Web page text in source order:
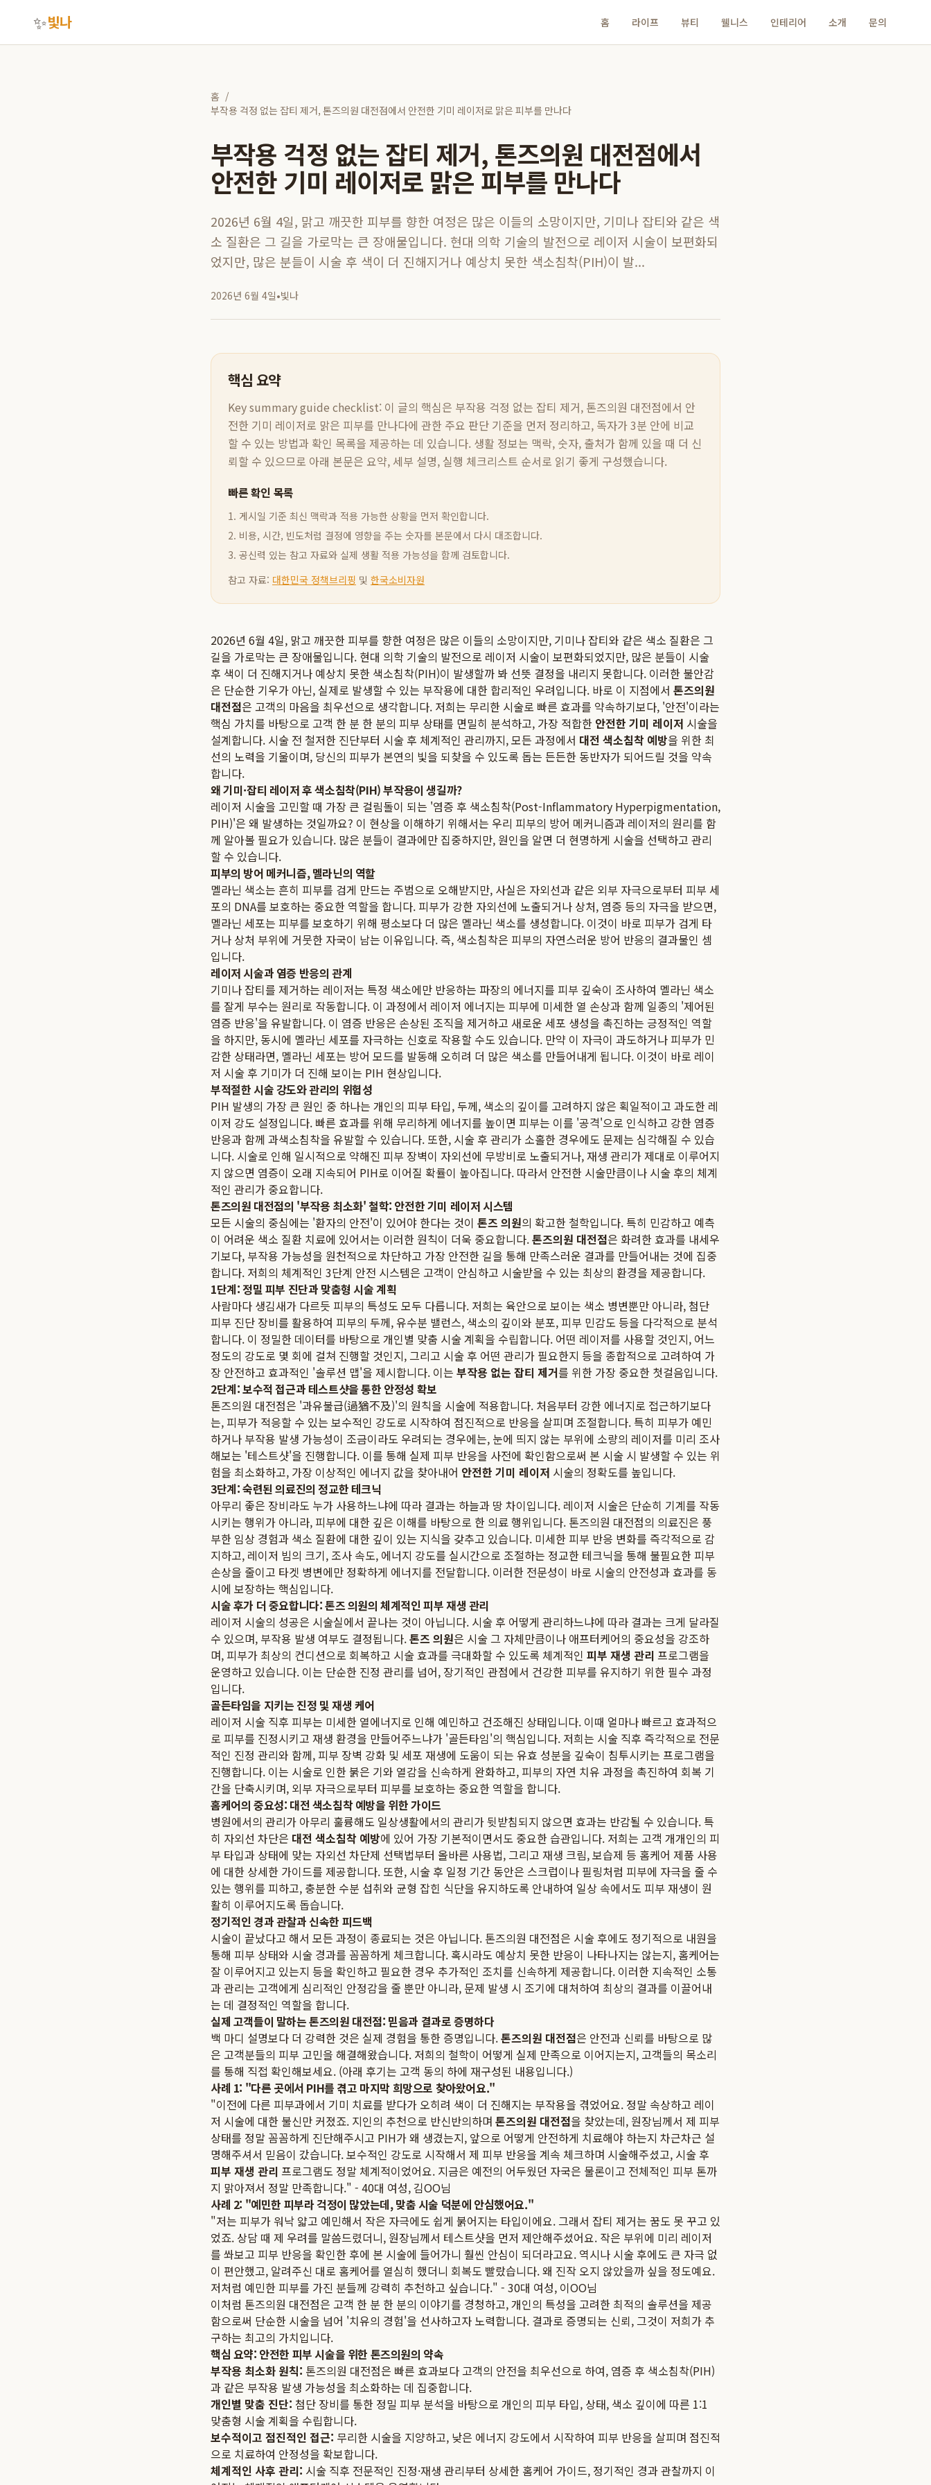
✨빛나 홈 라이프 뷰티 웰니스 인테리어 소개 문의
홈 /
부작용 걱정 없는 잡티 제거, 톤즈의원 대전점에서 안전한 기미 레이저로 맑은 피부를 만나다
부작용 걱정 없는 잡티 제거, 톤즈의원 대전점에서
안전한 기미 레이저로 맑은 피부를 만나다
2026년 6월 4일, 맑고 깨끗한 피부를 향한 여정은 많은 이들의 소망이지만, 기미나 잡티와 같은 색
소 질환은 그 길을 가로막는 큰 장애물입니다. 현대 의학 기술의 발전으로 레이저 시술이 보편화되
었지만, 많은 분들이 시술 후 색이 더 진해지거나 예상치 못한 색소침착(PIH)이 발...
2026년 6월 4일•빛나
핵심 요약
Key summary guide checklist: 이 글의 핵심은 부작용 걱정 없는 잡티 제거, 톤즈의원 대전점에서 안
전한 기미 레이저로 맑은 피부를 만나다에 관한 주요 판단 기준을 먼저 정리하고, 독자가 3분 안에 비교
할 수 있는 방법과 확인 목록을 제공하는 데 있습니다. 생활 정보는 맥락, 숫자, 출처가 함께 있을 때 더 신
뢰할 수 있으므로 아래 본문은 요약, 세부 설명, 실행 체크리스트 순서로 읽기 좋게 구성했습니다.
빠른 확인 목록
1. 게시일 기준 최신 맥락과 적용 가능한 상황을 먼저 확인합니다.
2. 비용, 시간, 빈도처럼 결정에 영향을 주는 숫자를 본문에서 다시 대조합니다.
3. 공신력 있는 참고 자료와 실제 생활 적용 가능성을 함께 검토합니다.
참고 자료: 대한민국 정책브리핑 및 한국소비자원
2026년 6월 4일, 맑고 깨끗한 피부를 향한 여정은 많은 이들의 소망이지만, 기미나 잡티와 같은 색소 질환은 그
길을 가로막는 큰 장애물입니다. 현대 의학 기술의 발전으로 레이저 시술이 보편화되었지만, 많은 분들이 시술
후 색이 더 진해지거나 예상치 못한 색소침착(PIH)이 발생할까 봐 선뜻 결정을 내리지 못합니다. 이러한 불안감
은 단순한 기우가 아닌, 실제로 발생할 수 있는 부작용에 대한 합리적인 우려입니다. 바로 이 지점에서 톤즈의원
대전점은 고객의 마음을 최우선으로 생각합니다. 저희는 무리한 시술로 빠른 효과를 약속하기보다, '안전'이라는
핵심 가치를 바탕으로 고객 한 분 한 분의 피부 상태를 면밀히 분석하고, 가장 적합한 안전한 기미 레이저 시술을
설계합니다. 시술 전 철저한 진단부터 시술 후 체계적인 관리까지, 모든 과정에서 대전 색소침착 예방을 위한 최
선의 노력을 기울이며, 당신의 피부가 본연의 빛을 되찾을 수 있도록 돕는 든든한 동반자가 되어드릴 것을 약속
합니다.
왜 기미·잡티 레이저 후 색소침착(PIH) 부작용이 생길까?
레이저 시술을 고민할 때 가장 큰 걸림돌이 되는 '염증 후 색소침착(Post-Inflammatory Hyperpigmentation,
PIH)'은 왜 발생하는 것일까요? 이 현상을 이해하기 위해서는 우리 피부의 방어 메커니즘과 레이저의 원리를 함
께 알아볼 필요가 있습니다. 많은 분들이 결과에만 집중하지만, 원인을 알면 더 현명하게 시술을 선택하고 관리
할 수 있습니다.
피부의 방어 메커니즘, 멜라닌의 역할
멜라닌 색소는 흔히 피부를 검게 만드는 주범으로 오해받지만, 사실은 자외선과 같은 외부 자극으로부터 피부 세
포의 DNA를 보호하는 중요한 역할을 합니다. 피부가 강한 자외선에 노출되거나 상처, 염증 등의 자극을 받으면,
멜라닌 세포는 피부를 보호하기 위해 평소보다 더 많은 멜라닌 색소를 생성합니다. 이것이 바로 피부가 검게 타
거나 상처 부위에 거뭇한 자국이 남는 이유입니다. 즉, 색소침착은 피부의 자연스러운 방어 반응의 결과물인 셈
입니다.
레이저 시술과 염증 반응의 관계
기미나 잡티를 제거하는 레이저는 특정 색소에만 반응하는 파장의 에너지를 피부 깊숙이 조사하여 멜라닌 색소
를 잘게 부수는 원리로 작동합니다. 이 과정에서 레이저 에너지는 피부에 미세한 열 손상과 함께 일종의 '제어된
염증 반응'을 유발합니다. 이 염증 반응은 손상된 조직을 제거하고 새로운 세포 생성을 촉진하는 긍정적인 역할
을 하지만, 동시에 멜라닌 세포를 자극하는 신호로 작용할 수도 있습니다. 만약 이 자극이 과도하거나 피부가 민
감한 상태라면, 멜라닌 세포는 방어 모드를 발동해 오히려 더 많은 색소를 만들어내게 됩니다. 이것이 바로 레이
저 시술 후 기미가 더 진해 보이는 PIH 현상입니다.
부적절한 시술 강도와 관리의 위험성
PIH 발생의 가장 큰 원인 중 하나는 개인의 피부 타입, 두께, 색소의 깊이를 고려하지 않은 획일적이고 과도한 레
이저 강도 설정입니다. 빠른 효과를 위해 무리하게 에너지를 높이면 피부는 이를 '공격'으로 인식하고 강한 염증
반응과 함께 과색소침착을 유발할 수 있습니다. 또한, 시술 후 관리가 소홀한 경우에도 문제는 심각해질 수 있습
니다. 시술로 인해 일시적으로 약해진 피부 장벽이 자외선에 무방비로 노출되거나, 재생 관리가 제대로 이루어지
지 않으면 염증이 오래 지속되어 PIH로 이어질 확률이 높아집니다. 따라서 안전한 시술만큼이나 시술 후의 체계
적인 관리가 중요합니다.
톤즈의원 대전점의 '부작용 최소화' 철학: 안전한 기미 레이저 시스템
모든 시술의 중심에는 '환자의 안전'이 있어야 한다는 것이 톤즈 의원의 확고한 철학입니다. 특히 민감하고 예측
이 어려운 색소 질환 치료에 있어서는 이러한 원칙이 더욱 중요합니다.톤즈의원 대전점은 화려한 효과를 내세우
기보다, 부작용 가능성을 원천적으로 차단하고 가장 안전한 길을 통해 만족스러운 결과를 만들어내는 것에 집중
합니다. 저희의 체계적인 3단계 안전 시스템은 고객이 안심하고 시술받을 수 있는 최상의 환경을 제공합니다.
1단계: 정밀 피부 진단과 맞춤형 시술 계획
사람마다 생김새가 다르듯 피부의 특성도 모두 다릅니다. 저희는 육안으로 보이는 색소 병변뿐만 아니라, 첨단
피부 진단 장비를 활용하여 피부의 두께, 유수분 밸런스, 색소의 깊이와 분포, 피부 민감도 등을 다각적으로 분석
합니다. 이 정밀한 데이터를 바탕으로 개인별 맞춤 시술 계획을 수립합니다. 어떤 레이저를 사용할 것인지, 어느
정도의 강도로 몇 회에 걸쳐 진행할 것인지, 그리고 시술 후 어떤 관리가 필요한지 등을 종합적으로 고려하여 가
장 안전하고 효과적인 '솔루션 맵'을 제시합니다. 이는 부작용 없는 잡티 제거를 위한 가장 중요한 첫걸음입니다.
2단계: 보수적 접근과 테스트샷을 통한 안정성 확보
톤즈의원 대전점은 '과유불급(過猶不及)'의 원칙을 시술에 적용합니다. 처음부터 강한 에너지로 접근하기보다
는, 피부가 적응할 수 있는 보수적인 강도로 시작하여 점진적으로 반응을 살피며 조절합니다. 특히 피부가 예민
하거나 부작용 발생 가능성이 조금이라도 우려되는 경우에는, 눈에 띄지 않는 부위에 소량의 레이저를 미리 조사
해보는 '테스트샷'을 진행합니다. 이를 통해 실제 피부 반응을 사전에 확인함으로써 본 시술 시 발생할 수 있는 위
험을 최소화하고, 가장 이상적인 에너지 값을 찾아내어 안전한 기미 레이저 시술의 정확도를 높입니다.
3단계: 숙련된 의료진의 정교한 테크닉
아무리 좋은 장비라도 누가 사용하느냐에 따라 결과는 하늘과 땅 차이입니다. 레이저 시술은 단순히 기계를 작동
시키는 행위가 아니라, 피부에 대한 깊은 이해를 바탕으로 한 의료 행위입니다. 톤즈의원 대전점의 의료진은 풍
부한 임상 경험과 색소 질환에 대한 깊이 있는 지식을 갖추고 있습니다. 미세한 피부 반응 변화를 즉각적으로 감
지하고, 레이저 빔의 크기, 조사 속도, 에너지 강도를 실시간으로 조절하는 정교한 테크닉을 통해 불필요한 피부
손상을 줄이고 타겟 병변에만 정확하게 에너지를 전달합니다. 이러한 전문성이 바로 시술의 안전성과 효과를 동
시에 보장하는 핵심입니다.
시술 후가 더 중요합니다: 톤즈 의원의 체계적인 피부 재생 관리
레이저 시술의 성공은 시술실에서 끝나는 것이 아닙니다. 시술 후 어떻게 관리하느냐에 따라 결과는 크게 달라질
수 있으며, 부작용 발생 여부도 결정됩니다.톤즈 의원은 시술 그 자체만큼이나 애프터케어의 중요성을 강조하
며, 피부가 최상의 컨디션으로 회복하고 시술 효과를 극대화할 수 있도록 체계적인 피부 재생 관리 프로그램을
운영하고 있습니다. 이는 단순한 진정 관리를 넘어, 장기적인 관점에서 건강한 피부를 유지하기 위한 필수 과정
입니다.
골든타임을 지키는 진정 및 재생 케어
레이저 시술 직후 피부는 미세한 열에너지로 인해 예민하고 건조해진 상태입니다. 이때 얼마나 빠르고 효과적으
로 피부를 진정시키고 재생 환경을 만들어주느냐가 '골든타임'의 핵심입니다. 저희는 시술 직후 즉각적으로 전문
적인 진정 관리와 함께, 피부 장벽 강화 및 세포 재생에 도움이 되는 유효 성분을 깊숙이 침투시키는 프로그램을
진행합니다. 이는 시술로 인한 붉은 기와 열감을 신속하게 완화하고, 피부의 자연 치유 과정을 촉진하여 회복 기
간을 단축시키며, 외부 자극으로부터 피부를 보호하는 중요한 역할을 합니다.
홈케어의 중요성: 대전 색소침착 예방을 위한 가이드
병원에서의 관리가 아무리 훌륭해도 일상생활에서의 관리가 뒷받침되지 않으면 효과는 반감될 수 있습니다. 특
히 자외선 차단은 대전 색소침착 예방에 있어 가장 기본적이면서도 중요한 습관입니다. 저희는 고객 개개인의 피
부 타입과 상태에 맞는 자외선 차단제 선택법부터 올바른 사용법, 그리고 재생 크림, 보습제 등 홈케어 제품 사용
에 대한 상세한 가이드를 제공합니다. 또한, 시술 후 일정 기간 동안은 스크럽이나 필링처럼 피부에 자극을 줄 수
있는 행위를 피하고, 충분한 수분 섭취와 균형 잡힌 식단을 유지하도록 안내하여 일상 속에서도 피부 재생이 원
활히 이루어지도록 돕습니다.
정기적인 경과 관찰과 신속한 피드백
시술이 끝났다고 해서 모든 과정이 종료되는 것은 아닙니다. 톤즈의원 대전점은 시술 후에도 정기적으로 내원을
통해 피부 상태와 시술 경과를 꼼꼼하게 체크합니다. 혹시라도 예상치 못한 반응이 나타나지는 않는지, 홈케어는
잘 이루어지고 있는지 등을 확인하고 필요한 경우 추가적인 조치를 신속하게 제공합니다. 이러한 지속적인 소통
과 관리는 고객에게 심리적인 안정감을 줄 뿐만 아니라, 문제 발생 시 조기에 대처하여 최상의 결과를 이끌어내
는 데 결정적인 역할을 합니다.
실제 고객들이 말하는 톤즈의원 대전점: 믿음과 결과로 증명하다
백 마디 설명보다 더 강력한 것은 실제 경험을 통한 증명입니다.톤즈의원 대전점은 안전과 신뢰를 바탕으로 많
은 고객분들의 피부 고민을 해결해왔습니다. 저희의 철학이 어떻게 실제 만족으로 이어지는지, 고객들의 목소리
를 통해 직접 확인해보세요. (아래 후기는 고객 동의 하에 재구성된 내용입니다.)
사례 1: "다른 곳에서 PIH를 겪고 마지막 희망으로 찾아왔어요."
"이전에 다른 피부과에서 기미 치료를 받다가 오히려 색이 더 진해지는 부작용을 겪었어요. 정말 속상하고 레이
저 시술에 대한 불신만 커졌죠. 지인의 추천으로 반신반의하며 톤즈의원 대전점을 찾았는데, 원장님께서 제 피부
상태를 정말 꼼꼼하게 진단해주시고 PIH가 왜 생겼는지, 앞으로 어떻게 안전하게 치료해야 하는지 차근차근 설
명해주셔서 믿음이 갔습니다. 보수적인 강도로 시작해서 제 피부 반응을 계속 체크하며 시술해주셨고, 시술 후
피부 재생 관리 프로그램도 정말 체계적이었어요. 지금은 예전의 어두웠던 자국은 물론이고 전체적인 피부 톤까
지 맑아져서 정말 만족합니다." - 40대 여성, 김OO님
사례 2: "예민한 피부라 걱정이 많았는데, 맞춤 시술 덕분에 안심했어요."
"저는 피부가 워낙 얇고 예민해서 작은 자극에도 쉽게 붉어지는 타입이에요. 그래서 잡티 제거는 꿈도 못 꾸고 있
었죠. 상담 때 제 우려를 말씀드렸더니, 원장님께서 테스트샷을 먼저 제안해주셨어요. 작은 부위에 미리 레이저
를 쏴보고 피부 반응을 확인한 후에 본 시술에 들어가니 훨씬 안심이 되더라고요. 역시나 시술 후에도 큰 자극 없
이 편안했고, 알려주신 대로 홈케어를 열심히 했더니 회복도 빨랐습니다. 왜 진작 오지 않았을까 싶을 정도예요.
저처럼 예민한 피부를 가진 분들께 강력히 추천하고 싶습니다." - 30대 여성, 이OO님
이처럼 톤즈의원 대전점은 고객 한 분 한 분의 이야기를 경청하고, 개인의 특성을 고려한 최적의 솔루션을 제공
함으로써 단순한 시술을 넘어 '치유의 경험'을 선사하고자 노력합니다. 결과로 증명되는 신뢰, 그것이 저희가 추
구하는 최고의 가치입니다.
핵심 요약: 안전한 피부 시술을 위한 톤즈의원의 약속
부작용 최소화 원칙: 톤즈의원 대전점은 빠른 효과보다 고객의 안전을 최우선으로 하여, 염증 후 색소침착(PIH)
과 같은 부작용 발생 가능성을 최소화하는 데 집중합니다.
개인별 맞춤 진단: 첨단 장비를 통한 정밀 피부 분석을 바탕으로 개인의 피부 타입, 상태, 색소 깊이에 따른 1:1
맞춤형 시술 계획을 수립합니다.
보수적이고 점진적인 접근: 무리한 시술을 지양하고, 낮은 에너지 강도에서 시작하여 피부 반응을 살피며 점진적
으로 치료하여 안정성을 확보합니다.
체계적인 사후 관리: 시술 직후 전문적인 진정·재생 관리부터 상세한 홈케어 가이드, 정기적인 경과 관찰까지 이